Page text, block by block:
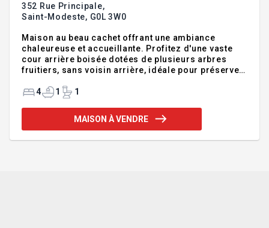
352 Rue Principale,
Saint-Modeste, G0L 3W0
Maison au beau cachet offrant une ambiance
chaleureuse et accueillante. Profitez d'une vaste
cour arrière boisée dotées de plusieurs arbres
fruitiers, sans voisin arrière, idéale pour préserver
nature et tranquilité se rencontrent pour vous offrir
un cadre de vie paisible, agréable et ressourçant au
quotidien. Addenda :Inclusions :Stores, rideaux,
lustres, ouvre-porte électrique et télécommande,
4 1 1
MAISON À VENDRE